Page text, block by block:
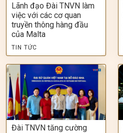
Lãnh đạo Đài TNVN làm
việc với các cơ quan
truyền thông hàng đầu
của Malta
TIN TỨC
Đài TNVN tăng cường